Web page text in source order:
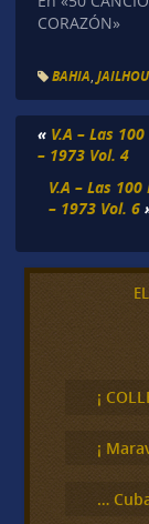
CORAZÓN»
BAHIA
« V.A – Las
– 1973 Vol. 4
V.A – Las
– 1973 Vol. 6
¡
¡
…